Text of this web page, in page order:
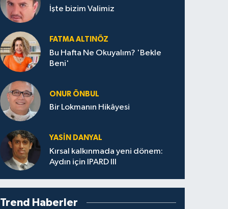
İşte bizim Valimiz
FATMA ALTINÖZ
Bu Hafta Ne Okuyalım? 'Bekle
Beni'
ONUR ÖNBUL
Bir Lokmanın Hikâyesi
YASIN DANYAL
Kırsal kalkınmada yeni dönem:
Aydın için IPARD III
Trend Haberler